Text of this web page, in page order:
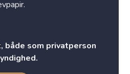
både som privatperson